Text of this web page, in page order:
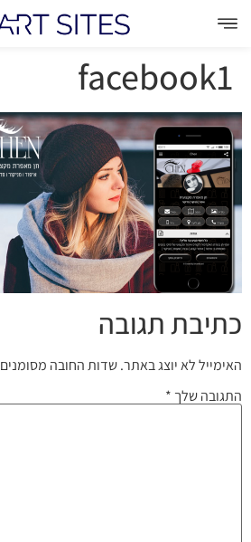
facebook1
כתיבת תגובה
האימייל לא יוצג באתר.שדות החובה מסומנים
התגובה שלך *